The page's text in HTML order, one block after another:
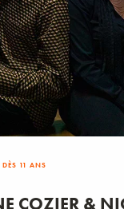
DÈS 11 ANS
COZIER &